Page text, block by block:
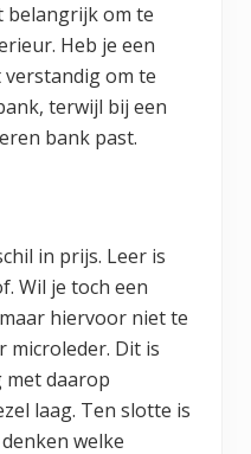
belangrijk om te
Heb je een
verstandig om te
terwijl bij een
bank past.
in prijs. Leer is
Wil je toch een
hiervoor niet te
microleder. Dit is
met daarop
laag. Ten slotte is
welke